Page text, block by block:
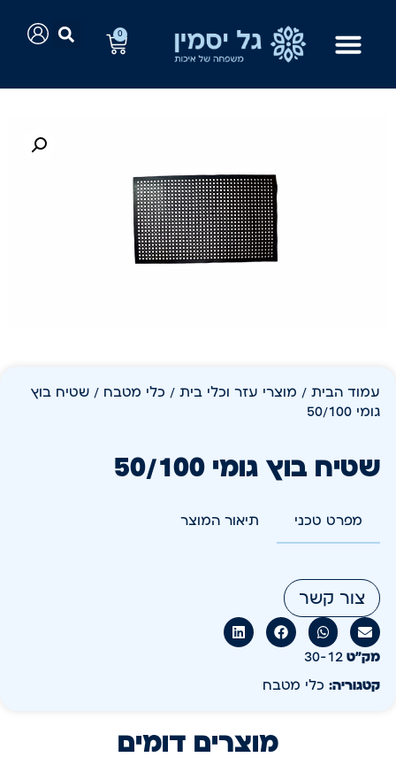
0
עמוד הבית / מוצרי עזר וכלי בית / כלי מטבח / שטיח בוץ
גומי 50/100
שטיח בוץ גומי 50/100
מפרט טכני תיאור המוצר
צור קשר
מק״ט 30-12
קטגוריה: כלי מטבח
מוצרים דומים